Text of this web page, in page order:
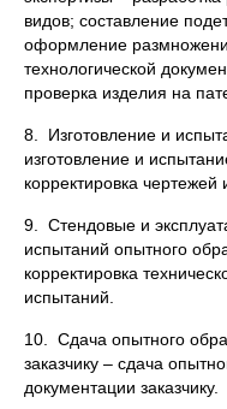
видов; составление
оформление
технологической
проверка изделия на
8. Изготовление и
изготовление и
корректировка чертежей
9. Стендовые и
испытаний опытного
корректировка
испытаний.
10. Сдача опытного
заказчику – сдача
документации заказчику.